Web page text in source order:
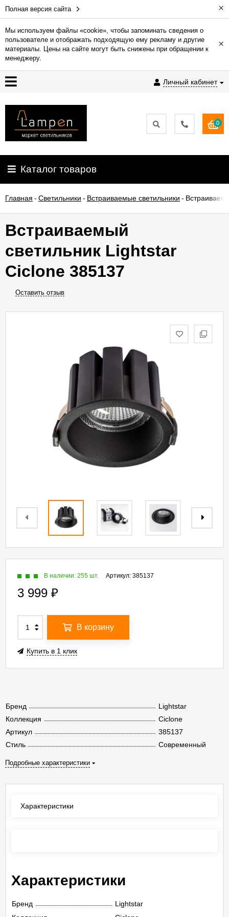
Полная версия сайта ×
Мы используем файлы «cookie», чтобы запоминать сведения о
пользователе и отображать подходящую ему рекламу и другие
материалы. Цены на сайте могут быть снижены при обращении к
менеджеру.
×
Личный кабинет
Гарантия
Доставка
и
Контакты
освещения
О
0
Каталог товаров
Главная - Светильники - Встраиваемые светильники -
Встраиваемый
светильник Lightstar
Ciclone 385137
Оставить отзыв
Бренд
Lightstar
Коллекция
Ciclone
Артикул
385137
Стиль
Современный
Подробные характеристики
Артикул: 385137
В наличии: 255 шт.
3 999 ₽
В корзину
Купить в 1 клик
Характеристики
Характеристики
Бренд
Lightstar